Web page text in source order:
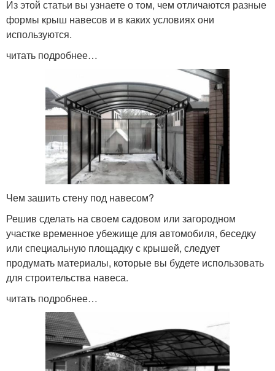
Из этой статьи вы узнаете о том, чем отличаются разные
формы крыш навесов и в каких условиях они
используются.
читать подробнее…
Чем зашить стену под навесом?
Решив сделать на своем садовом или загородном
участке временное убежище для автомобиля, беседку
или специальную площадку с крышей, следует
продумать материалы, которые вы будете использовать
для строительства навеса.
читать подробнее…